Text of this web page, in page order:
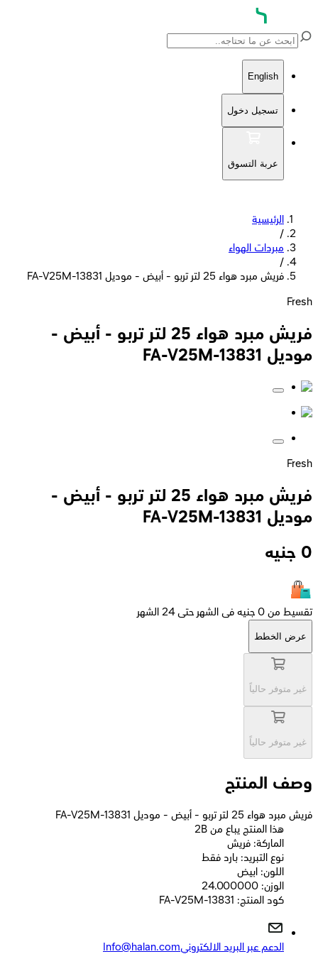
English
تسجيل دخول
عربة التسوق
الرئيسية
/
مبردات الهواء
/
فريش مبرد هواء 25 لتر تربو - أبيض - موديل FA-V25M-13831
Fresh
فريش مبرد هواء 25 لتر تربو - أبيض -
موديل FA-V25M-13831
Fresh
فريش مبرد هواء 25 لتر تربو - أبيض -
موديل FA-V25M-13831
0 جنيه
تقسيط من 0 جنيه فى الشهر حتى 24 الشهر
عرض الخطط
غير متوفر حالياً
غير متوفر حالياً
وصف المنتج
فريش مبرد هواء 25 لتر تربو - أبيض - موديل FA-V25M-13831
2B هذا المنتج يباع من
الماركة: فريش
نوع التبريد: بارد فقط
اللون: ابيض
الوزن: 24.000000
كود المنتج: FA-V25M-13831
الدعم عبر البريد الالكترونيInfo@halan.com